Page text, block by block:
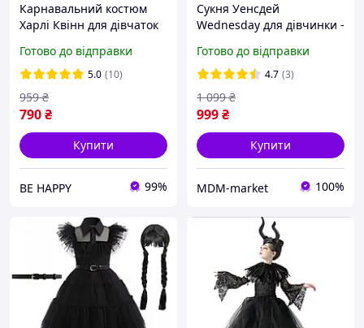
Карнавальний костюм
Харлі Квінн для дівчаток
95 145 см | дитячий
костюм на свято, ранок,
Геловін
Готово до відправки
5.0 (10)
790₴
959 ₴
Купити
BE HAPPY 99%
Сукня Уенсдей
Wednesday для дівчинки -
образ на Хелловін та
свято
Готово до відправки
4.7 (3)
999₴
1 099 ₴
Купити
MDM-market 100%